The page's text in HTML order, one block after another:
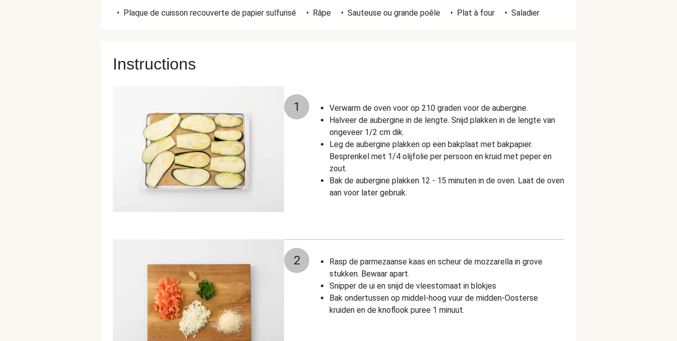
• Plaque de cuisson recouverte de papier sulfurisé • Râpe • Sauteuse ou grande poêle • Plat à four • Saladier
Instructions
1
Verwarm de oven voor op 210 graden voor de aubergine.
Halveer de aubergine in de lengte. Snijd plakken in de lengte van
ongeveer 1/2 cm dik.
Leg de aubergine plakken op een bakplaat met bakpapier.
Besprenkel met 1/4 olijfolie per persoon en kruid met peper en
zout.
Bak de aubergine plakken 12 - 15 minuten in de oven. Laat de oven
aan voor later gebruik.
2
Rasp de parmezaanse kaas en scheur de mozzarella in grove
stukken. Bewaar apart.
Snipper de ui en snijd de vleestomaat in blokjes
Bak ondertussen op middel-hoog vuur de midden-Oosterse
kruiden en de knoflook puree 1 minuut.